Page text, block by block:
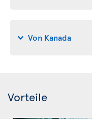
Von Kanada
Vorteile